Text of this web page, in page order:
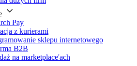
Pay
z kurierami
sklepu internetowego
B2B
na marketplace'ach